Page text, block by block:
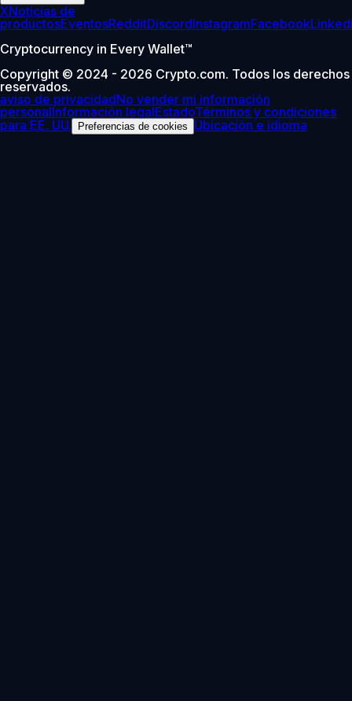
XNoticias de
productosEventosRedditDiscordInstagramFacebook
Cryptocurrency in Every Wallet™
Copyright © 2024 - 2026 Crypto.com. Todos los derechos
reservados.
aviso de privacidadNo vender mi información
personalInformación legalEstadoTérminos y condiciones
para EE. UU.
Preferencias de cookies Ubicación e idioma